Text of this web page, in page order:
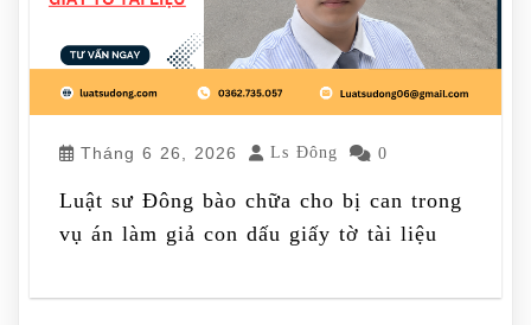
Tháng 6 26, 2026 Ls Đông 0
Luật sư Đông bào chữa cho bị can trong
vụ án làm giả con dấu giấy tờ tài liệu